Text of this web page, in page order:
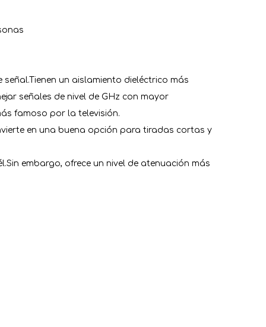
señal.Tienen un aislamiento dieléctrico más
señales de nivel de GHz con mayor
famoso por la televisión.
en una buena opción para tiradas cortas y
embargo, ofrece un nivel de atenuación más